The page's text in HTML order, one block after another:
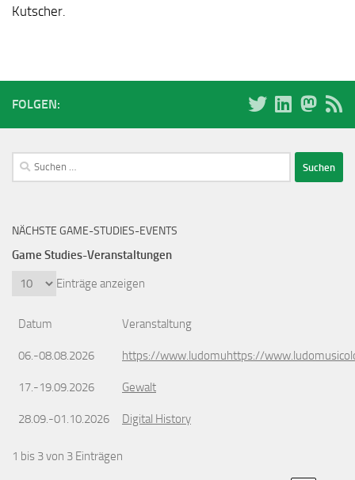
Kutscher.
FOLGEN:
Suchen
nach:
NÄCHSTE GAME-STUDIES-EVENTS
Game Studies-Veranstaltungen
Einträge anzeigen
Datum Veranstaltung
06.-08.08.2026 https://www.ludomuhttps://
17.-19.09.2026 Gewalt
28.09.-01.10.2026 Digital History
1 bis 3 von 3 Einträgen